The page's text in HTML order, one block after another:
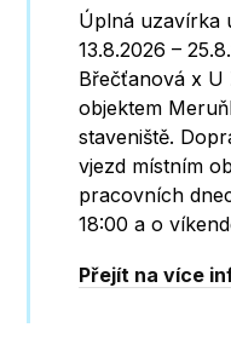
Úplná uzavírka
13.8.2026 –
Břečťanová x U
objektem
staveniště.
vjezd místním
pracovních
18:00 a o
Přejít na více